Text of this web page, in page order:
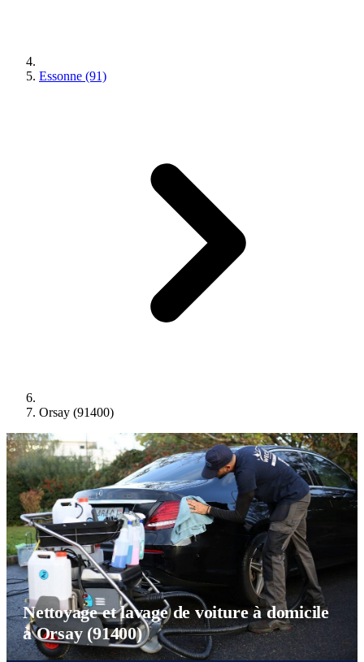
Essonne (91)
Orsay (91400)
Nettoyage et lavage de voiture à domicile
à Orsay (91400)